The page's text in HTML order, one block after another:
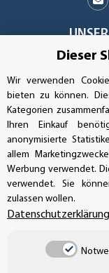
UNSER
Dieser
Wir verwenden
bieten zu können.
Kategorien
Ihren Einkauf
anonymisierte
allem
Werbung verwendet.
verwendet. Sie
zulassen wollen.
Datenschutzerklärung